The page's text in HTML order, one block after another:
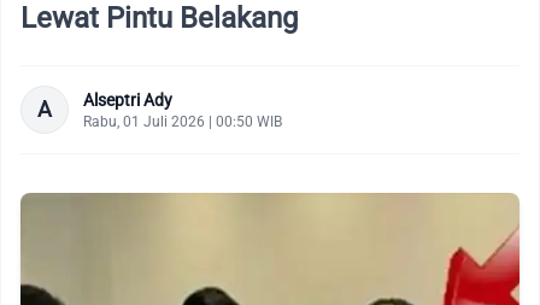
Lewat Pintu Belakang
A Alseptri Ady
Rabu, 01 Juli 2026 | 00:50 WIB